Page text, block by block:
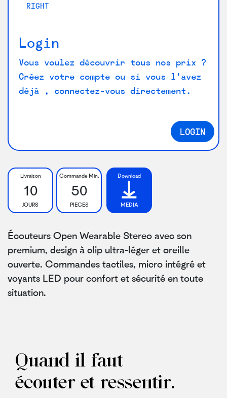
RIGHT
Login
Vous voulez découvrir tous nos prix ?
Créez votre compte ou si vous l'avez
déjà , connectez-vous directement.
LOGIN
Livraison
10
JOURS
Commande Min.
50
PIECES
Download
MEDIA
Écouteurs Open Wearable Stereo avec son
premium, design à clip ultra-léger et oreille
ouverte. Commandes tactiles, micro intégré et
voyants LED pour confort et sécurité en toute
situation.
Quand il faut
écouter et ressentir.